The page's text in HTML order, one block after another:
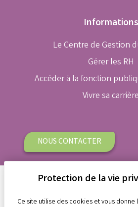
Informations
Le Centre de Gestion
Gérer les RH
Accéder à la fonction
Vivre sa carrière
NOUS CONTACTER
Plan du site Aide et accessibilité
Gestion des cookies
Ce site utilise des cookies et vous